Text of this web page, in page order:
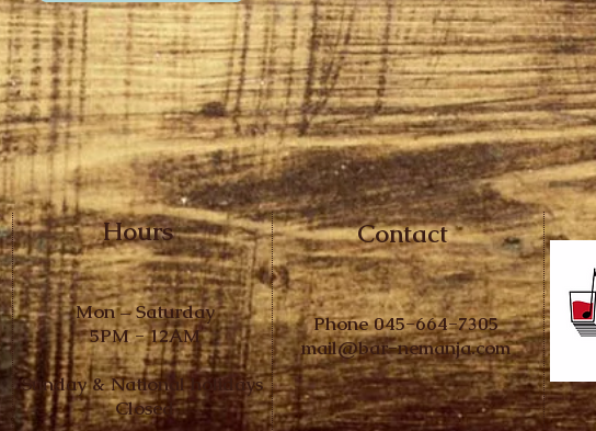
Hours
Mon – Saturday
5PM - 12AM
Sunday & National holidays
Closed
Contact
Phone 045-664-7305
mail@bar-nemanja.com